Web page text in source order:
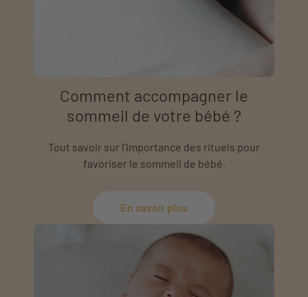
Comment accompagner le
sommeil de votre bébé ?
Tout savoir sur l'importance des rituels pour
favoriser le sommeil de bébé.
En savoir plus